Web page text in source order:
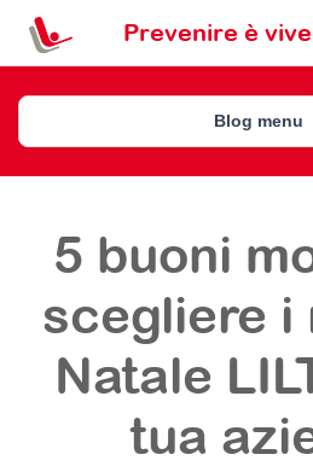
Prevenire è
Blog menu
5 buoni
scegliere i
Natale
tua